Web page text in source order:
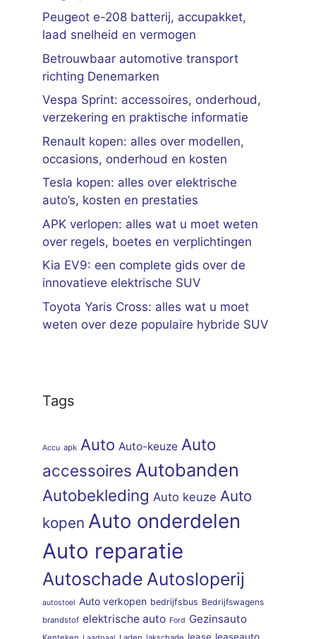
Peugeot e-208 batterij, accupakket,
laad snelheid en vermogen
Betrouwbaar automotive transport
richting Denemarken
Vespa Sprint: accessoires, onderhoud,
verzekering en praktische informatie
Renault kopen: alles over modellen,
occasions, onderhoud en kosten
Tesla kopen: alles over elektrische
auto’s, kosten en prestaties
APK verlopen: alles wat u moet weten
over regels, boetes en verplichtingen
Kia EV9: een complete gids over de
innovatieve elektrische SUV
Toyota Yaris Cross: alles wat u moet
weten over deze populaire hybride SUV
Tags
Accu apk Auto Auto-keuze Auto
accessoires Autobanden
Autobekleding Auto keuze Auto
kopen Auto onderdelen
Auto reparatie
Autoschade Autosloperij
autostoel Auto verkopen bedrijfsbus Bedrijfswagens
brandstof elektrische auto Ford Gezinsauto
lease leaseauto